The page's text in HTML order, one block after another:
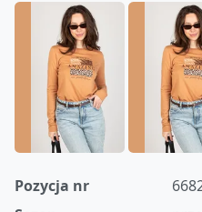
Pozycja nr